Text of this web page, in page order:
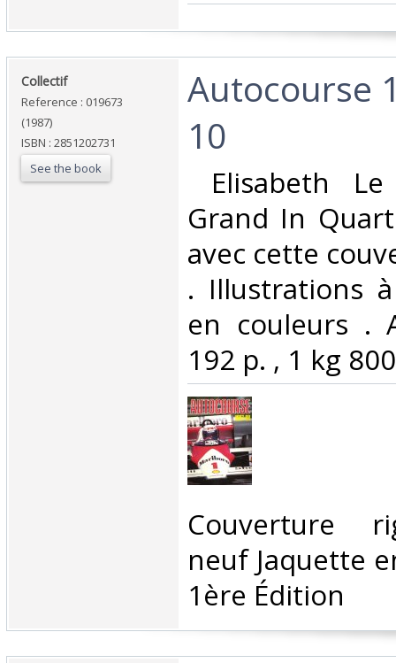
‎Collectif‎
Reference : 019673
(1987)
ISBN : 2851202731
See the book
‎Autocourse
10‎
Elisabeth
Grand In
avec cette
. Illustrations
en couleurs .
192 p. , 1 kg
‎Couverture
neuf Jaquette
1ère Édition‎